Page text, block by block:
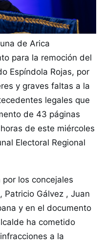
de Arica
para la remoción del
Espíndola Rojas, por
y graves faltas a la
legales que
de 43 páginas
de este miércoles
Electoral Regional
los concejales
Patricio Gálvez , Juan
y en el documento
ha cometido
a la